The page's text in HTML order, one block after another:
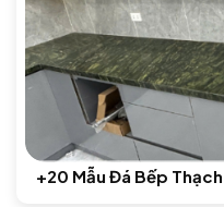
+20 Mẫu Đá Bếp